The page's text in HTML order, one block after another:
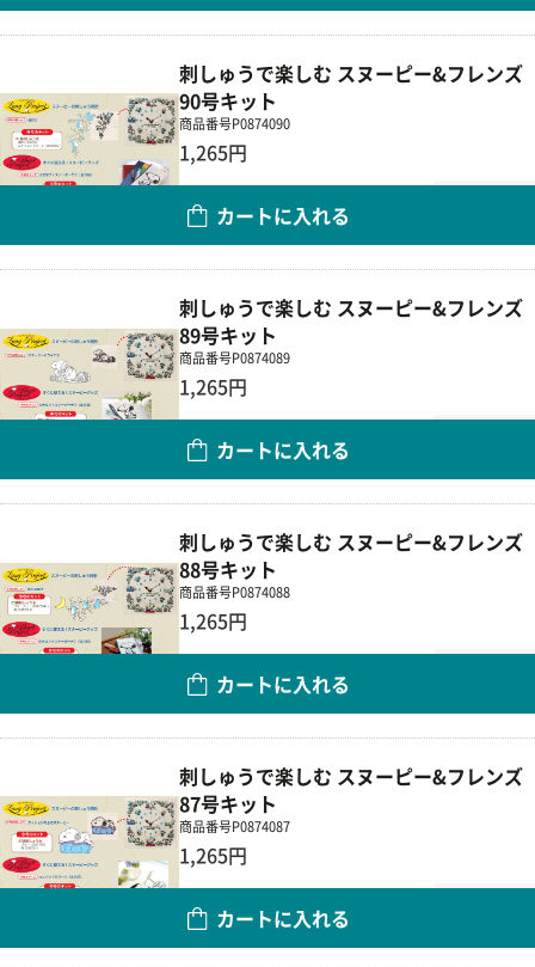
刺しゅうで楽しむ スヌーピー&フレンズ
90号キット
商品番号P0874090
1,265円
カートに入れる
刺しゅうで楽しむ スヌーピー&フレンズ
89号キット
商品番号P0874089
1,265円
カートに入れる
刺しゅうで楽しむ スヌーピー&フレンズ
88号キット
商品番号P0874088
1,265円
カートに入れる
刺しゅうで楽しむ スヌーピー&フレンズ
87号キット
商品番号P0874087
1,265円
カートに入れる